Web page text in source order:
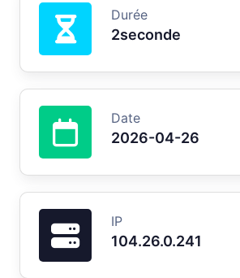
Durée
2seconde
Date
2026-04-26
IP
104.26.0.241